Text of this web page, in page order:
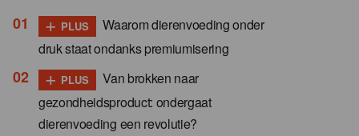
+ PLUS
Waarom dierenvoeding onder
druk staat ondanks premiumisering
+ PLUS
Van brokken naar
gezondheidsproduct: ondergaat
dierenvoeding een revolutie?